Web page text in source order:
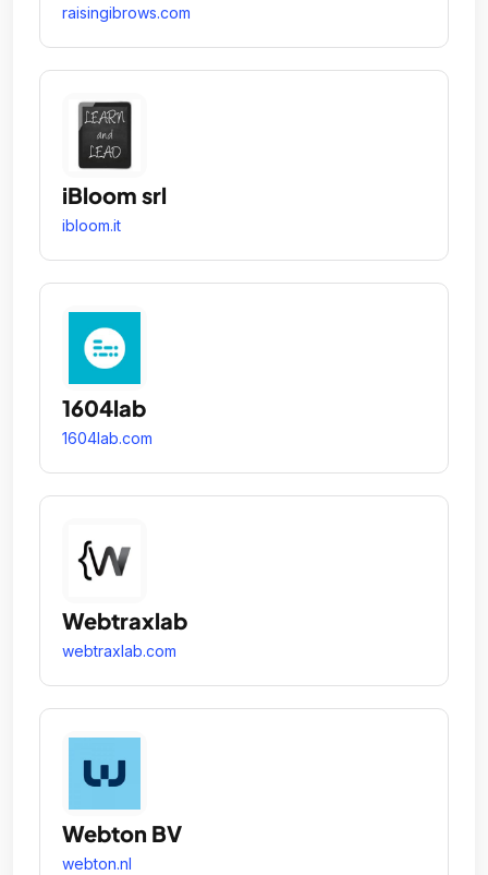
raisingibrows.com
iBloom srl
ibloom.it
1604lab
1604lab.com
Webtraxlab
webtraxlab.com
Webton BV
webton.nl